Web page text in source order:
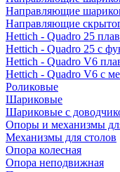
Направляющие
Направляющие
Hettich - Quadro 25
Hettich - Quadro 25 с
Hettich - Quadro V6
Hettich - Quadro V6 с
Роликовые
Шариковые
Шариковые с
Опоры и механизмы
Механизмы для столов
Опора колесная
Опора неподвижная